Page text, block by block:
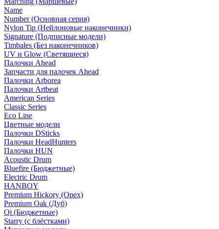
Name
Number (Основная серия)
Nylon Tip (Нейлоновые наконечники)
Signature (Подписные модели)
Timbales (Без наконечников)
UV и Glow (Светящиеся)
Палочки Ahead
Запчасти для палочек Ahead
Палочки Arborea
Палочки Artbeat
American Series
Classic Series
Eco Line
Цветные модели
Палочки DSticks
Палочки HeadHunters
Палочки HUN
Acoustic Drum
Bluefire (Бюджетные)
Electric Drum
HANBOY
Premium Hickory (Орех)
Premium Oak (Дуб)
Qi (Бюджетные)
Starry (с блёстками)